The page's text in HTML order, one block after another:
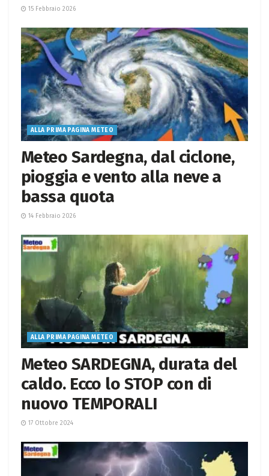
15 Febbraio 2026
ALLA PRIMA PAGINA METEO
Meteo Sardegna, dal ciclone,
pioggia e vento alla neve a
bassa quota
14 Febbraio 2026
ALLA PRIMA PAGINA METEO
Meteo SARDEGNA, durata del
caldo. Ecco lo STOP con di
nuovo TEMPORALI
17 Ottobre 2024